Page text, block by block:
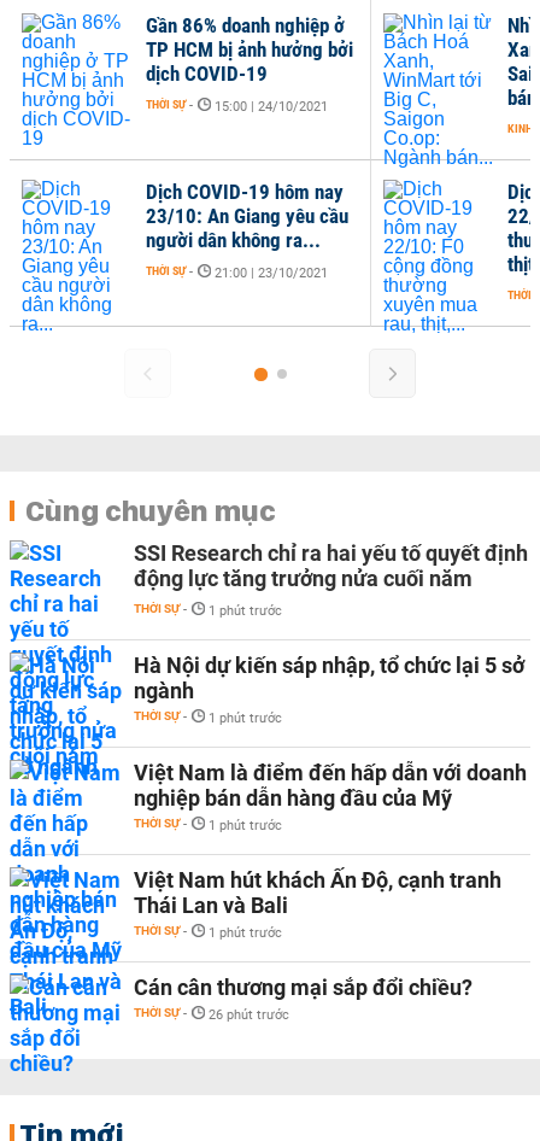
Gần 86% doanh nghiệp ở
TP HCM bị ảnh hưởng bởi
dịch COVID-19
THỜI SỰ - 15:00 | 24/10/2021
Dịch COVID-19 hôm nay
23/10: An Giang yêu cầu
người dân không ra...
THỜI SỰ - 21:00 | 23/10/2021
KINH
22/
THỜI
Cùng chuyên mục
SSI Research chỉ ra hai yếu tố quyết định
động lực tăng trưởng nửa cuối năm
THỜI SỰ - 1 phút trước
Hà Nội dự kiến sáp nhập, tổ chức lại 5 sở
ngành
THỜI SỰ - 1 phút trước
Việt Nam là điểm đến hấp dẫn với doanh
nghiệp bán dẫn hàng đầu của Mỹ
THỜI SỰ - 1 phút trước
Việt Nam hút khách Ấn Độ, cạnh tranh
Thái Lan và Bali
THỜI SỰ - 1 phút trước
Cán cân thương mại sắp đổi chiều?
THỜI SỰ - 26 phút trước
Tin mới